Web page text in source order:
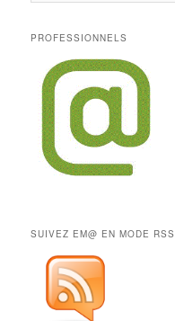
PROFESSIONNELS
SUIVEZ EM@ EN MODE RSS